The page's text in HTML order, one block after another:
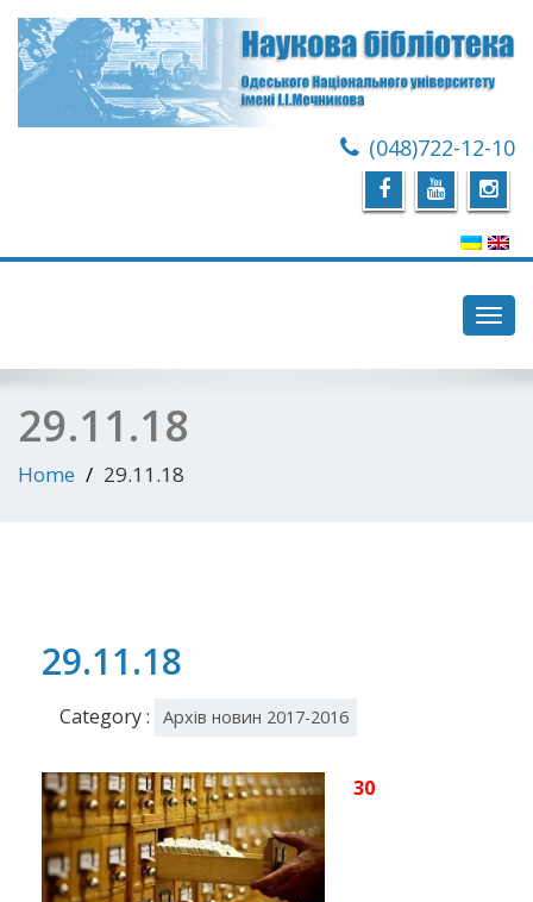
(048)722-12-10
29.11.18
Home 29.11.18
29.11.18
Category : Архів новин 2017-2016
30